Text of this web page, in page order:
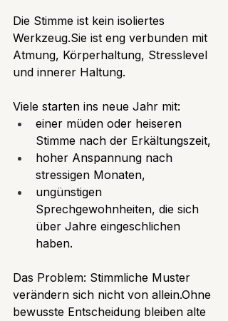
Die Stimme ist kein isoliertes
Werkzeug.Sie ist eng verbunden mit
Atmung, Körperhaltung, Stresslevel
und innerer Haltung.
Viele starten ins neue Jahr mit:
einer müden oder heiseren
Stimme nach der Erkältungszeit,
hoher Anspannung nach
stressigen Monaten,
ungünstigen
Sprechgewohnheiten, die sich
über Jahre eingeschlichen
haben.
Das Problem: Stimmliche Muster
verändern sich nicht von allein.Ohne
bewusste Entscheidung bleiben alte